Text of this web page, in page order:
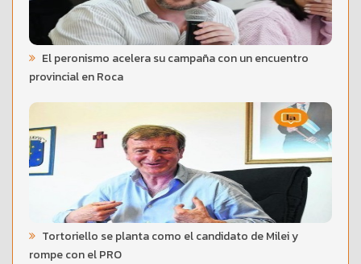
El peronismo acelera su campaña con un encuentro
provincial en Roca
Tortoriello se planta como el candidato de Milei y
rompe con el PRO